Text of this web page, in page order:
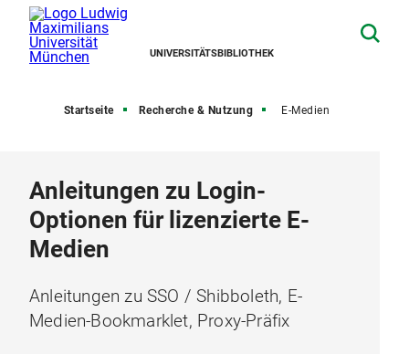
UNIVERSITÄTSBIBLIOTHEK
Startseite Recherche & Nutzung E-Medien
Anleitungen zu Login-
Optionen für lizenzierte E-
Medien
Anleitungen zu SSO / Shibboleth, E-
Medien-Bookmarklet, Proxy-Präfix